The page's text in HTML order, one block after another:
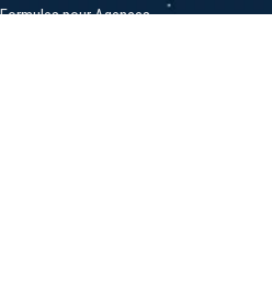
Formules pour Agences